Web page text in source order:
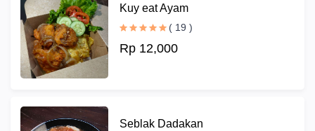
Kuy eat Ayam
( 19 )
Rp 12,000
Seblak Dadakan